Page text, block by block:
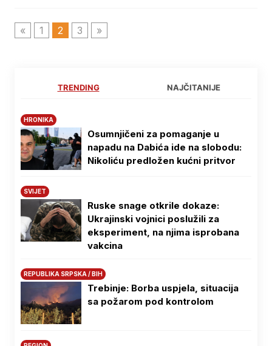
« 1 2 3 »
TRENDING NAJČITANIJE
HRONIKA
Osumnjičeni za pomaganje u
napadu na Dabića ide na slobodu:
Nikoliću predložen kućni pritvor
SVIJET
Ruske snage otkrile dokaze:
Ukrajinski vojnici poslužili za
eksperiment, na njima isprobana
vakcina
REPUBLIKA SRPSKA / BIH
Trebinje: Borba uspjela, situacija
sa požarom pod kontrolom